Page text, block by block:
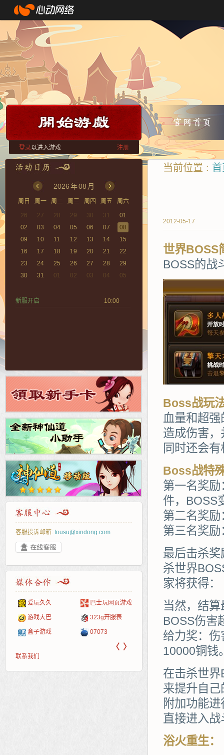
登录以进入游戏 注册
2026年08 月
周日 周一 周二 周三 周四 周五
周六
26
27 28 29 30 31
01
02
03 04 05 06 07
08
09
10 11 12 13 14
15
16
17 18 19 20 21
22
23
24 25 26 27 28
29
30
31 01 02 03 04 05
新服开启 10:00
客服投诉邮箱: tousu@xindong.com
爱玩久久 巴士玩网页游戏
游戏大巴 323g开服表
盒子游戏 07073
页游网
腾讯游戏 新浪
新浪页游 网易
多玩
pcgame 中华网
Cwan
游一游
游侠网页游戏 40407
5617网游网 一游网
开服网
斗蟹网页游戏 游戏
4q5q游戏
〈 〉
联系我们
当前位置 :
2012-05-17
世界BOSS
BOSS的战
Boss战玩
血量和超
造成伤害
同时还会
Boss战特
第一名奖
件，BOSS
第二名奖
第三名奖
最后击杀
杀世界
家将获得
当然，结
BOSS伤害
给力奖：
10000铜钱
在击杀世
来提升自
附加功能
直接进入战
浴火重生：